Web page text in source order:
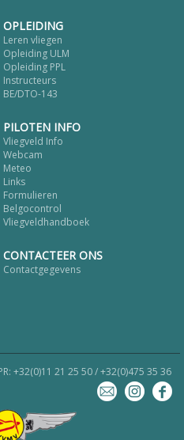
OPLEIDING
Leren vliegen
Opleiding ULM
Opleiding PPL
Instructeurs
BE/DTO-143
PILOTEN INFO
Vliegveld Info
Webcam
Meteo
Links
Formulieren
Belgocontrol
Vliegveldhandboek
CONTACTEER ONS
Contactgegevens
+32(0)11 21 25 50 / +32(0)475 35 36